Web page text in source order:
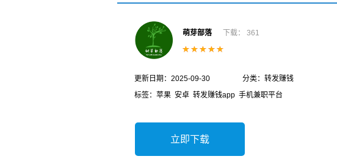
萌芽部落 下载： 361
更新日期：2025-09-30
分类：转发赚钱
标签： 苹果 安卓 转发赚钱app 手机兼职平台
立即下载